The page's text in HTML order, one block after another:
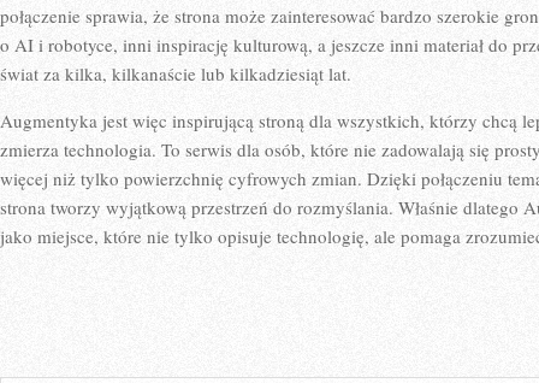
połączenie sprawia, że strona może zainteresować bardzo szerokie
o AI i robotyce, inni inspirację kulturową, a jeszcze inni materiał do
świat za kilka, kilkanaście lub kilkadziesiąt lat.
Augmentyka jest więc inspirującą stroną dla wszystkich, którzy chcą
zmierza technologia. To serwis dla osób, które nie zadowalają się
więcej niż tylko powierzchnię cyfrowych zmian. Dzięki połączeniu
strona tworzy wyjątkową przestrzeń do rozmyślania. Właśnie dlatego
jako miejsce, które nie tylko opisuje technologię, ale pomaga